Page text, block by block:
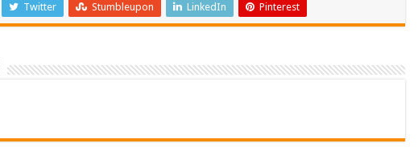
Twitter Stumbleupon LinkedIn Pinterest